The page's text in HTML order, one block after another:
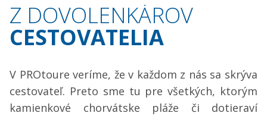
Z DOVOLENKÁROV
CESTOVATELIA
V PROtoure veríme, že v každom z nás sa skrýva
cestovateľ. Preto sme tu pre všetkých, ktorým
kamienkové chorvátske pláže či dotieraví